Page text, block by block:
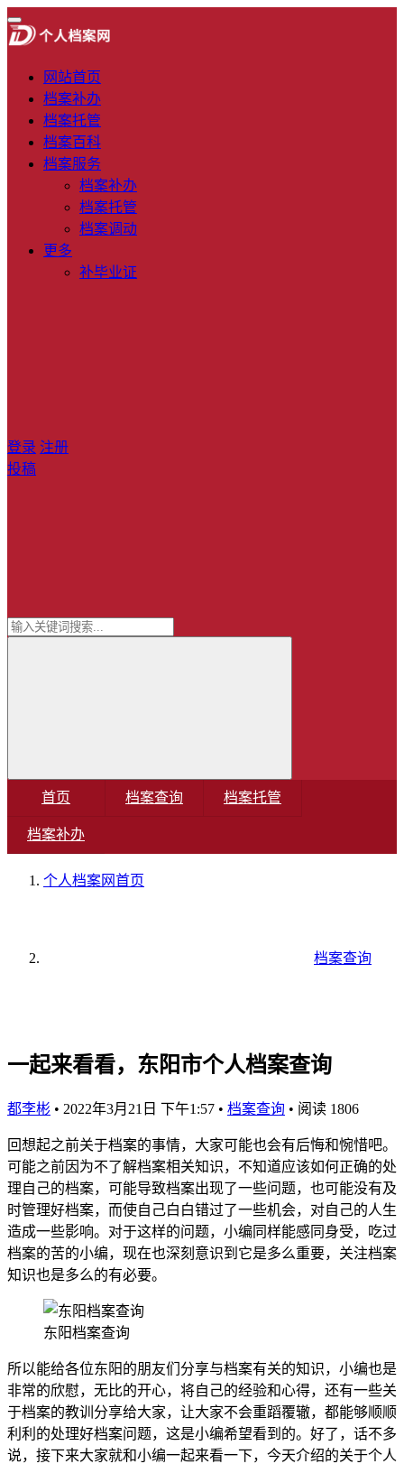
网站首页
档案补办
档案托管
档案百科
档案服务
档案补办
档案托管
档案调动
更多
补毕业证
登录 注册
投稿
首页 档案查询 档案托管
档案补办
个人档案网首页
档案查询
一起来看看，东阳市个人档案查询
都李彬 • 2022年3月21日 下午1:57 • 档案查询 • 阅读 1806
回想起之前关于档案的事情，大家可能也会有后悔和惋惜吧。
可能之前因为不了解档案相关知识，不知道应该如何正确的处
理自己的档案，可能导致档案出现了一些问题，也可能没有及
时管理好档案，而使自己白白错过了一些机会，对自己的人生
造成一些影响。对于这样的问题，小编同样能感同身受，吃过
档案的苦的小编，现在也深刻意识到它是多么重要，关注档案
知识也是多么的有必要。
东阳档案查询
所以能给各位东阳的朋友们分享与档案有关的知识，小编也是
非常的欣慰，无比的开心，将自己的经验和心得，还有一些关
于档案的教训分享给大家，让大家不会重蹈覆辙，都能够顺顺
利利的处理好档案问题，这是小编希望看到的。好了，话不多
说，接下来大家就和小编一起来看一下，今天介绍的关于个人